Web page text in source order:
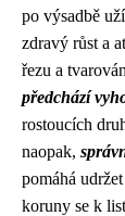
po výsadbě
zdravý růst a
řezu a
předchází
rostoucích
naopak,
pomáhá
koruny se k